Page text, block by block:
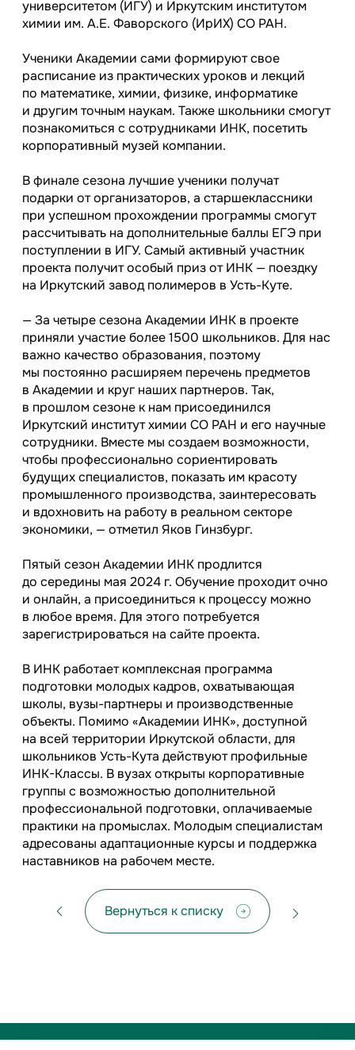
университетом (ИГУ) и Иркутским институтом
химии им. А.Е. Фаворского (ИрИХ) СО РАН.
Ученики Академии сами формируют свое
расписание из практических уроков и лекций
по математике, химии, физике, информатике
и другим точным наукам. Также школьники смогут
познакомиться с сотрудниками ИНК, посетить
корпоративный музей компании.
В финале сезона лучшие ученики получат
подарки от организаторов, а старшеклассники
при успешном прохождении программы смогут
рассчитывать на дополнительные баллы ЕГЭ при
поступлении в ИГУ. Самый активный участник
проекта получит особый приз от ИНК — поездку
на Иркутский завод полимеров в Усть-Куте.
— За четыре сезона Академии ИНК в проекте
приняли участие более 1500 школьников. Для нас
важно качество образования, поэтому
мы постоянно расширяем перечень предметов
в Академии и круг наших партнеров. Так,
в прошлом сезоне к нам присоединился
Иркутский институт химии СО РАН и его научные
сотрудники. Вместе мы создаем возможности,
чтобы профессионально сориентировать
будущих специалистов, показать им красоту
промышленного производства, заинтересовать
и вдохновить на работу в реальном секторе
экономики, — отметил Яков Гинзбург.
Пятый сезон Академии ИНК продлится
до середины мая 2024 г. Обучение проходит очно
и онлайн, а присоединиться к процессу можно
в любое время. Для этого потребуется
зарегистрироваться на сайте проекта.
В ИНК работает комплексная программа
подготовки молодых кадров, охватывающая
школы, вузы-партнеры и производственные
объекты. Помимо «Академии ИНК», доступной
на всей территории Иркутской области, для
школьников Усть-Кута действуют профильные
ИНК-Классы. В вузах открыты корпоративные
группы с возможностью дополнительной
профессиональной подготовки, оплачиваемые
практики на промыслах. Молодым специалистам
адресованы адаптационные курсы и поддержка
наставников на рабочем месте.
Вернуться к списку